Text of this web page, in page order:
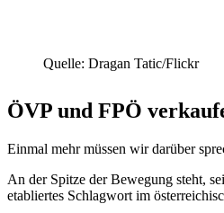
Quelle: Dragan Tatic/​Flickr
ÖVP und FPÖ
Einmal mehr müssen wir darüber
An der Spitze der Bewegung steht,
etabliertes Schlagwort im